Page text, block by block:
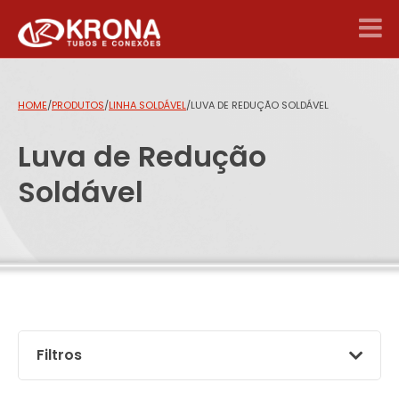
HOME/PRODUTOS/LINHA SOLDÁVEL/LUVA DE REDUÇÃO SOLDÁVEL
Luva de Redução
Soldável
Filtros